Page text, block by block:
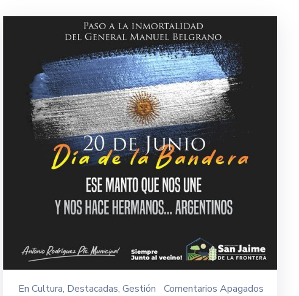
En Cultura‚ Destacadas‚ Gestión Comentarios Apagados